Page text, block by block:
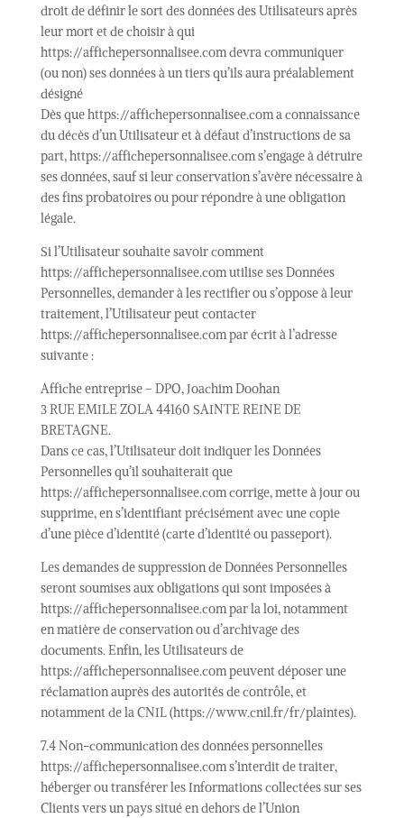
droit de définir le sort des données des Utilisateurs après
leur mort et de choisir à qui
https://affichepersonnalisee.com devra communiquer
(ou non) ses données à un tiers qu’ils aura préalablement
désigné
Dès que https://affichepersonnalisee.com a connaissance
du décès d’un Utilisateur et à défaut d’instructions de sa
part, https://affichepersonnalisee.com s’engage à détruire
ses données, sauf si leur conservation s’avère nécessaire à
des fins probatoires ou pour répondre à une obligation
légale.
Si l’Utilisateur souhaite savoir comment
https://affichepersonnalisee.com utilise ses Données
Personnelles, demander à les rectifier ou s’oppose à leur
traitement, l’Utilisateur peut contacter
https://affichepersonnalisee.com par écrit à l’adresse
suivante :
Affiche entreprise – DPO, Joachim Doohan
3 RUE EMILE ZOLA 44160 SAINTE REINE DE
BRETAGNE.
Dans ce cas, l’Utilisateur doit indiquer les Données
Personnelles qu’il souhaiterait que
https://affichepersonnalisee.com corrige, mette à jour ou
supprime, en s’identifiant précisément avec une copie
d’une pièce d’identité (carte d’identité ou passeport).
Les demandes de suppression de Données Personnelles
seront soumises aux obligations qui sont imposées à
https://affichepersonnalisee.com par la loi, notamment
en matière de conservation ou d’archivage des
documents. Enfin, les Utilisateurs de
https://affichepersonnalisee.com peuvent déposer une
réclamation auprès des autorités de contrôle, et
notamment de la CNIL (https://www.cnil.fr/fr/plaintes).
7.4 Non-communication des données personnelles
https://affichepersonnalisee.com s’interdit de traiter,
héberger ou transférer les Informations collectées sur ses
Clients vers un pays situé en dehors de l’Union